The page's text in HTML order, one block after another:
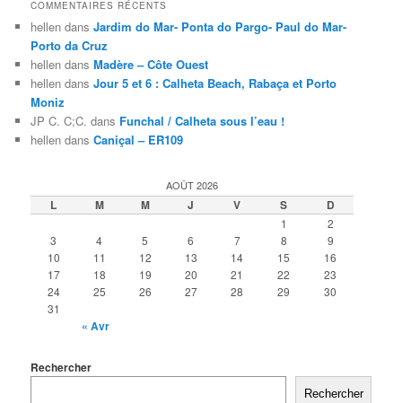
COMMENTAIRES RÉCENTS
hellen dansJardim do Mar- Ponta do Pargo- Paul do Mar-
Porto da Cruz
hellen dansMadère – Côte Ouest
hellen dansJour 5 et 6 : Calheta Beach, Rabaça et Porto
Moniz
JP C. C;C. dans Funchal / Calheta sous l’eau !
hellen dansCaniçal – ER109
AOÛT 2026
L M M J V S D
1
2
3
4 5 6 7 8
9
10
11 12 13 14 15
16
17
18 19 20 21 22
23
24
25 26 27 28 29
30
31
« Avr
Rechercher
Rechercher